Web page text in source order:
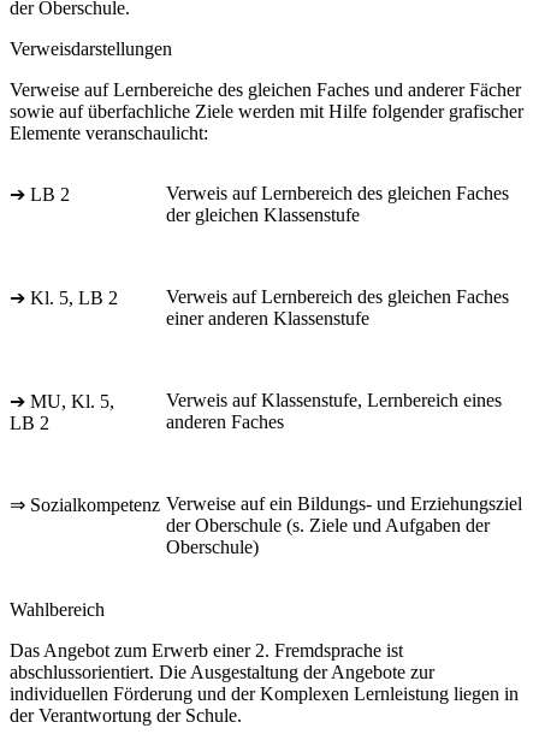
der Oberschule.
Verweisdarstellungen
Verweise auf Lernbereiche des gleichen Faches und anderer Fächer
sowie auf überfachliche Ziele werden mit Hilfe folgender grafischer
Elemente veranschaulicht:
➔ LB 2
Verweis auf Lernbereich des gleichen Faches
der gleichen Klassenstufe
➔ Kl. 5, LB 2
Verweis auf Lernbereich des gleichen Faches
einer anderen Klassenstufe
➔ MU, Kl. 5,
LB 2
Verweis auf Klassenstufe, Lernbereich eines
anderen Faches
⇒ Sozialkompetenz Verweise auf ein Bildungs- und Erziehungsziel
der Oberschule (s. Ziele und Aufgaben der
Oberschule)
Wahlbereich
Das Angebot zum Erwerb einer 2. Fremdsprache ist
abschlussorientiert. Die Ausgestaltung der Angebote zur
individuellen Förderung und der Komplexen Lernleistung liegen in
der Verantwortung der Schule.